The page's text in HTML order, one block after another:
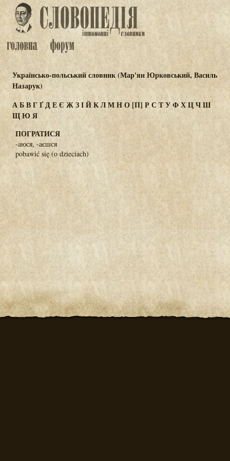
Українсько-польський словник (Мар'ян Юрковський, Василь
Назарук)
АБВГҐДЕЄЖЗІЙКЛМНО[П] Р С ТУФХЦЧШ
ЩЮЯ
ПОГРАТИСЯ
-аюся, -аєшся
pobawić się (o dzieciach)